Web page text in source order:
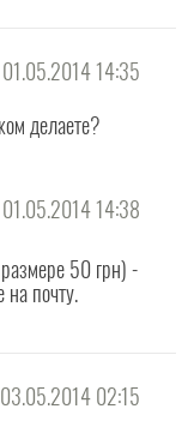
01.05.2014 14:35
делаете?
01.05.2014 14:38
50 грн) -
на почту.
03.05.2014 02:15